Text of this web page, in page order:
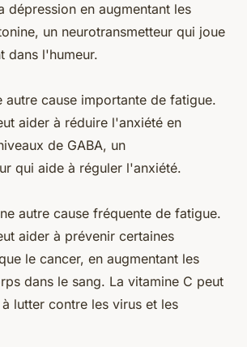
dépression en augmentant les
un neurotransmetteur qui joue
dans l'humeur.
autre cause importante de fatigue.
aider à réduire l'anxiété en
de GABA, un
qui aide à réguler l'anxiété.
autre cause fréquente de fatigue.
aider à prévenir certaines
le cancer, en augmentant les
dans le sang. La vitamine C peut
lutter contre les virus et les